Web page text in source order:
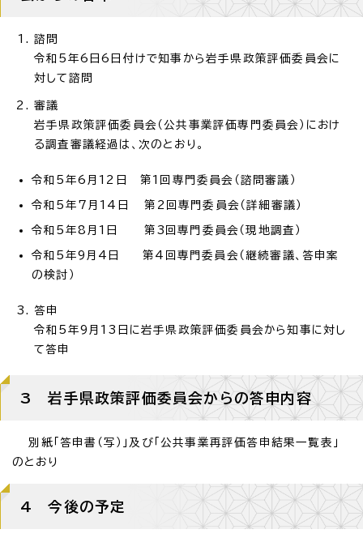
諮問
令和5年6日6日付けで知事から岩手県政策評価委員会に
対して諮問
審議
岩手県政策評価委員会（公共事業評価専門委員会）におけ
る調査審議経過は、次のとおり。
令和5年6月12日 第1回専門委員会（諮問審議）
令和5年7月14日 第2回専門委員会（詳細審議）
令和5年8月1日 第3回専門委員会（現地調査）
令和5年9月4日 第4回専門委員会（継続審議、答申案
の検討）
答申
令和5年9月13日に岩手県政策評価委員会から知事に対し
て答申
3 岩手県政策評価委員会からの答申内容
別紙「答申書（写）」及び「公共事業再評価答申結果一覧表」
のとおり
4 今後の予定